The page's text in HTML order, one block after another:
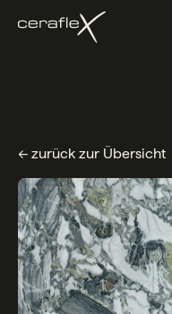
← zurück zur Übersicht